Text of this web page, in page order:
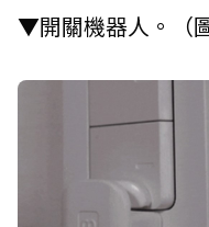
▼開關機器人。（